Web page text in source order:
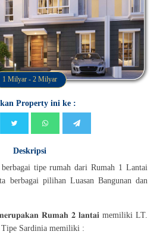
1 Milyar - 2 Milyar
Property ini ke :
Deskripsi
tipe rumah dari Rumah 1 Lantai
berbagai pilihan Luasan Bangunan dan
𝐑𝐮𝐦𝐚𝐡 𝟐 𝐥𝐚𝐧𝐭𝐚𝐢 memiliki LT.
Sardinia memiliki :